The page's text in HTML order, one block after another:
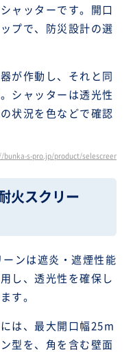
ャッターです。開口
プで、防災設計の選
が作動し、それと同
シャッターは透光性
状況を色などで確認
bunka-s-pro.jp/product/selescreen/）
火スクリー
ンは遮炎・遮煙性能
し、透光性を確保し
す。
は、最大開口幅25m
型を、角を含む壁面